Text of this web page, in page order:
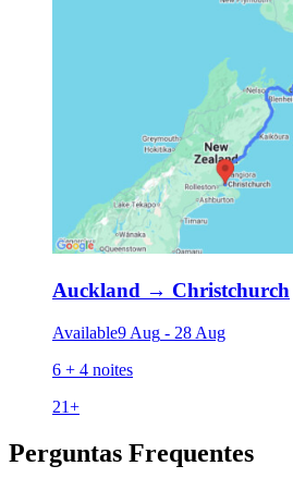
Auckland → Christchurch
Available9 Aug - 28 Aug
6 + 4 noites
21+
Perguntas Frequentes